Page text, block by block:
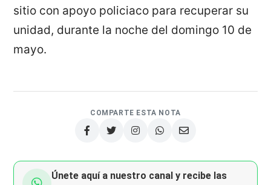
sitio con apoyo policiaco para recuperar su
unidad, durante la noche del domingo 10 de
mayo.
COMPARTE ESTA NOTA
Únete aquí a nuestro canal y recibe las